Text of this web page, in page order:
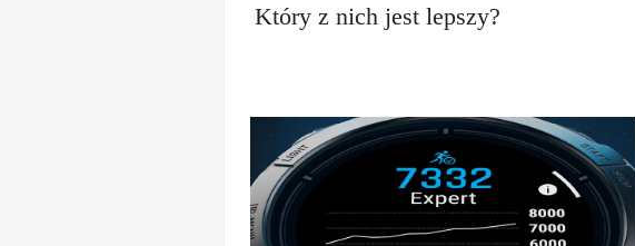
Który z nich jest lepszy?